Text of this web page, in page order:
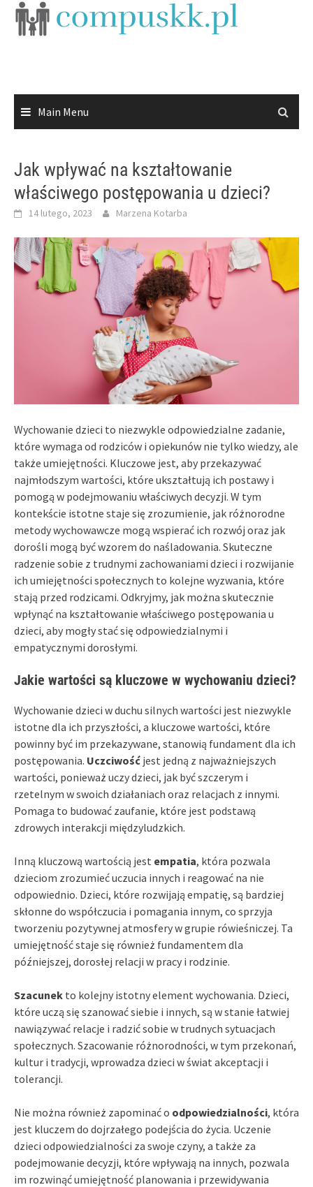
Skip
Main Menu
Jak wpływać na kształtowanie
właściwego postępowania u dzieci?
14 lutego, 2023 Marzena Kotarba
Wychowanie dzieci to niezwykle odpowiedzialne zadanie,
które wymaga od rodziców i opiekunów nie tylko wiedzy, ale
także umiejętności. Kluczowe jest, aby przekazywać
najmłodszym wartości, które ukształtują ich postawy i
pomogą w podejmowaniu właściwych decyzji. W tym
kontekście istotne staje się zrozumienie, jak różnorodne
metody wychowawcze mogą wspierać ich rozwój oraz jak
dorośli mogą być wzorem do naśladowania. Skuteczne
radzenie sobie z trudnymi zachowaniami dzieci i rozwijanie
ich umiejętności społecznych to kolejne wyzwania, które
stają przed rodzicami. Odkryjmy, jak można skutecznie
wpłynąć na kształtowanie właściwego postępowania u
dzieci, aby mogły stać się odpowiedzialnymi i
empatycznymi dorosłymi.
Jakie wartości są kluczowe w wychowaniu dzieci?
Wychowanie dzieci w duchu silnych wartości jest niezwykle
istotne dla ich przyszłości, a kluczowe wartości, które
powinny być im przekazywane, stanowią fundament dla ich
postępowania. Uczciwość jest jedną z najważniejszych
wartości, ponieważ uczy dzieci, jak być szczerym i
rzetelnym w swoich działaniach oraz relacjach z innymi.
Pomaga to budować zaufanie, które jest podstawą
zdrowych interakcji międzyludzkich.
Inną kluczową wartością jest empatia, która pozwala
dzieciom zrozumieć uczucia innych i reagować na nie
odpowiednio. Dzieci, które rozwijają empatię, są bardziej
skłonne do współczucia i pomagania innym, co sprzyja
tworzeniu pozytywnej atmosfery w grupie rówieśniczej. Ta
umiejętność staje się również fundamentem dla
późniejszej, dorosłej relacji w pracy i rodzinie.
Szacunek to kolejny istotny element wychowania. Dzieci,
które uczą się szanować siebie i innych, są w stanie łatwiej
nawiązywać relacje i radzić sobie w trudnych sytuacjach
społecznych. Szacowanie różnorodności, w tym przekonań,
kultur i tradycji, wprowadza dzieci w świat akceptacji i
tolerancji.
Nie można również zapominać o odpowiedzialności, która
jest kluczem do dojrzałego podejścia do życia. Uczenie
dzieci odpowiedzialności za swoje czyny, a także za
podejmowanie decyzji, które wpływają na innych, pozwala
im rozwinąć umiejętność planowania i przewidywania